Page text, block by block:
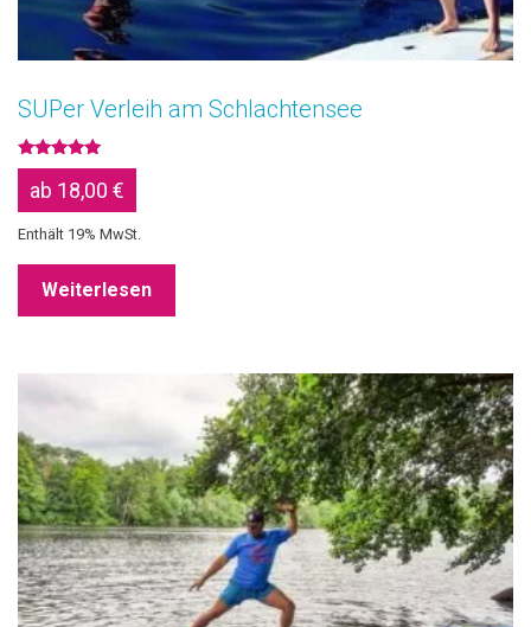
SUPer Verleih am Schlachtensee
Bewertet
mit
5.00
von 5
ab 18,00 €
Enthält 19% MwSt.
Weiterlesen